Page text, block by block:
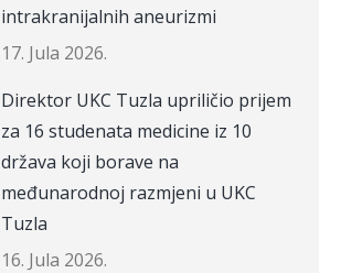
intrakranijalnih aneurizmi
17. Jula 2026.
Direktor UKC Tuzla upriličio prijem
za 16 studenata medicine iz 10
država koji borave na
međunarodnoj razmjeni u UKC
Tuzla
16. Jula 2026.